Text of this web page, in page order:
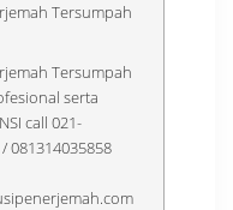
Tersumpah
Tersumpah
serta
call 021-
081314035858